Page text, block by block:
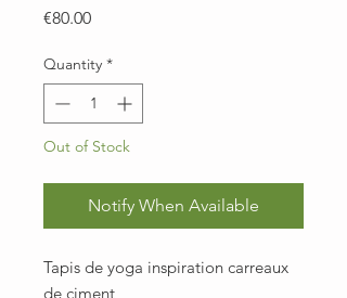
€80.00Price
Quantity *
Out of Stock
Notify When Available
Tapis de yoga inspiration carreaux
de ciment